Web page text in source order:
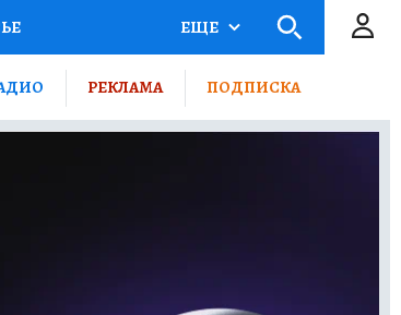
ЕЩЕ
РЕКЛАМА ПОДПИСКА